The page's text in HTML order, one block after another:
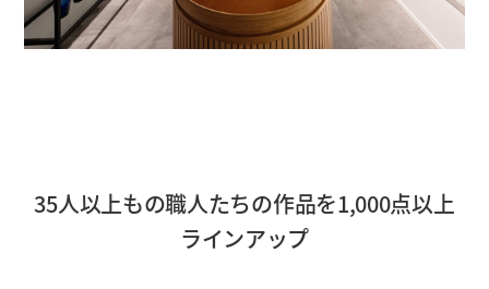
35人以上もの職人たちの作品を1,000点以上
ラインアップ